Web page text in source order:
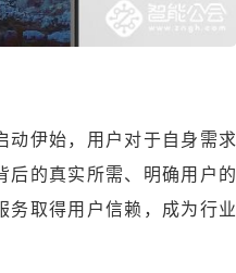
动伊始，用户对于自身需求
后的真实所需、明确用户的
务取得用户信赖，成为行业